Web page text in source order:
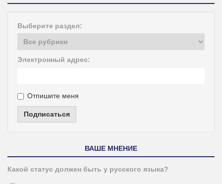
Выберите раздел:
Электронный адрес:
Отпишите меня
Подписаться
ВАШЕ МНЕНИЕ
Какой статус должен быть у русского языка?